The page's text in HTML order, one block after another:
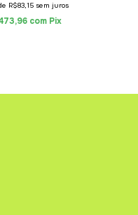
R$83,15 sem juros
com Pix